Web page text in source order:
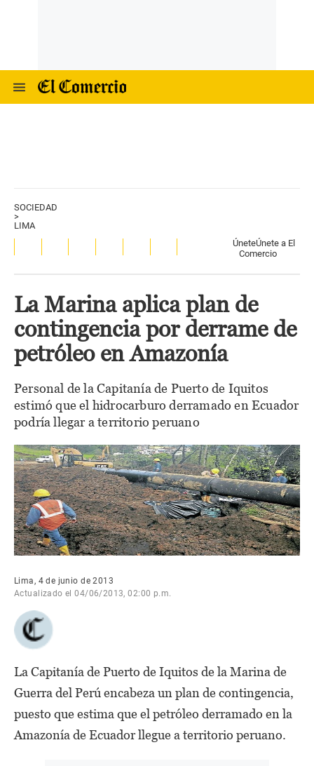
SOCIEDAD
>
LIMA
ÚneteÚnete a El
Comercio
La Marina aplica plan de
contingencia por derrame de
petróleo en Amazonía
Personal de la Capitanía de Puerto de Iquitos
estimó que el hidrocarburo derramado en Ecuador
podría llegar a territorio peruano
Lima, 4 de junio de 2013
Actualizado el 04/06/2013, 02:00 p.m.
La Capitanía de Puerto de Iquitos de la Marina de
Guerra del Perú encabeza un plan de contingencia,
puesto que estima que el petróleo derramado en la
Amazonía de Ecuador llegue a territorio peruano.